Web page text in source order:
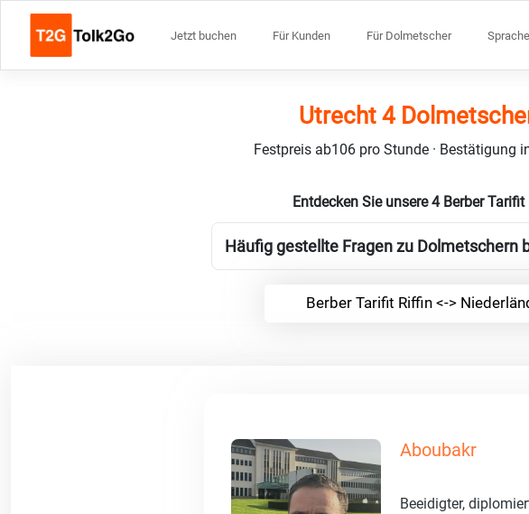
Jetzt buchen Für Kunden Für Dolmetscher
Utrecht 4
Festpreis ab106 pro Stunde · Bestätigung
Entdecken Sie unsere 4 Berber
Häufig gestellte Fragen zu Dolmetschern
Berber Tarifit Riffin <->
Aboubakr
Beeidigter,